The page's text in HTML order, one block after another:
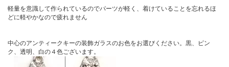
軽量を意識して作られているのでパーツが軽く、着けていることを忘れるほ
どに軽やかなので疲れません
中心のアンティークキーの装飾ガラスのお色をお選びください。黒、ピン
ク、透明、白の４色ございます。